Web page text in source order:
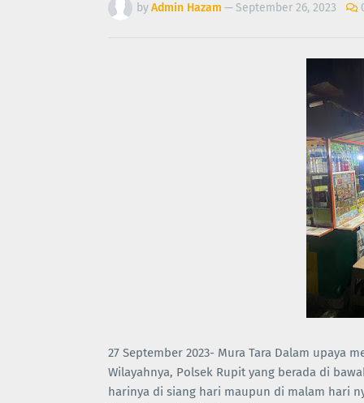
byAdmin Hazam —September 26, 2023
27 September 2023- Mura Tara Dalam upaya
Wilayahnya, Polsek Rupit yang berada di
harinya di siang hari maupun di malam hari